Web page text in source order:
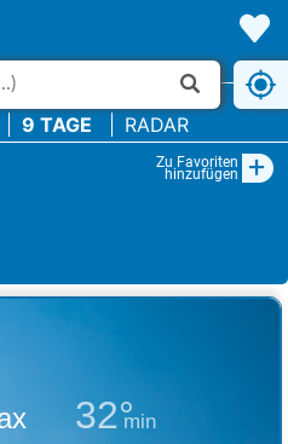
9 TAGE RADAR
Zu Favoriten
hinzufügen +
32°
min